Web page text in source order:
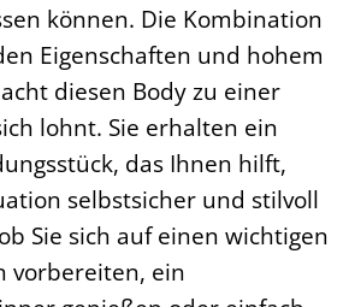
können. Die Kombination
Eigenschaften und hohem
diesen Body zu einer
lohnt. Sie erhalten ein
das Ihnen hilft,
selbstsicher und stilvoll
Sie sich auf einen wichtigen
vorbereiten, ein